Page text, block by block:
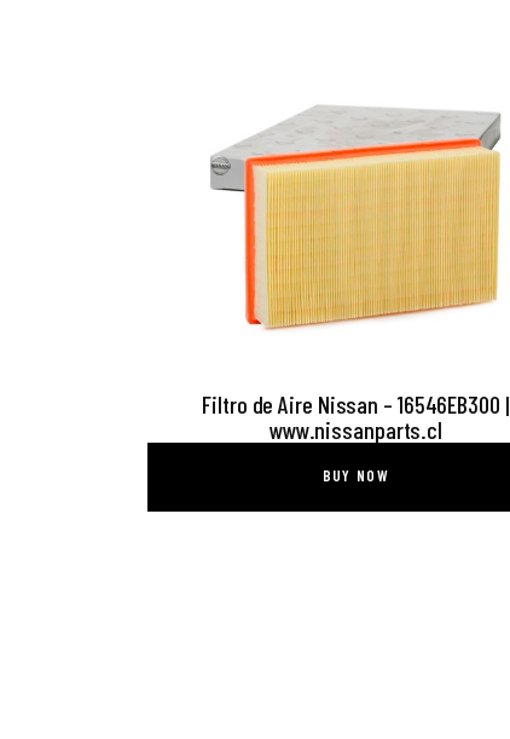
Filtro de Aire Nissan – 16546EB300 |
www.nissanparts.cl
BUY NOW